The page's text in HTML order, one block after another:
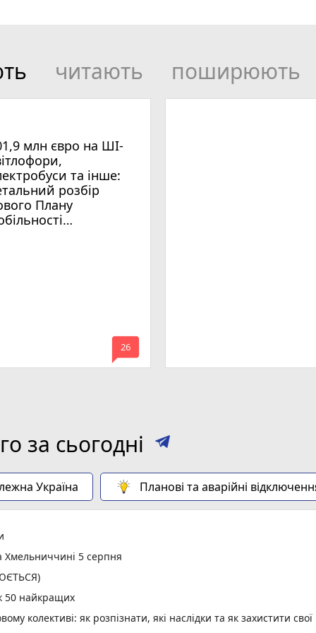
читають поширюють
млн євро на ШІ-
та інше:
розбір
Плану
mode_comment
26
за сьогодні
Україна Планові та аварійні
Хмельниччині 5 серпня
50 найкращих
колективі: як розпізнати, які наслідки та як захистити свої